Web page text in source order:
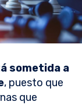
sometida a
, puesto que
que